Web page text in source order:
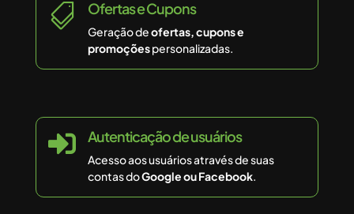
 Ofertas e Cupons
Geração deofertas, cupons e
promoçõespersonalizadas.
 Autenticação de usuários
Acesso aos usuários através de suas
contas doGoogle ou Facebook.